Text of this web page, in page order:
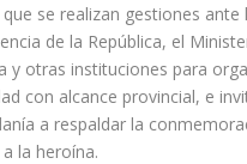
que se realizan gestiones ante
de la República, el
y otras instituciones para
con alcance provincial, e
a respaldar la
la heroína.